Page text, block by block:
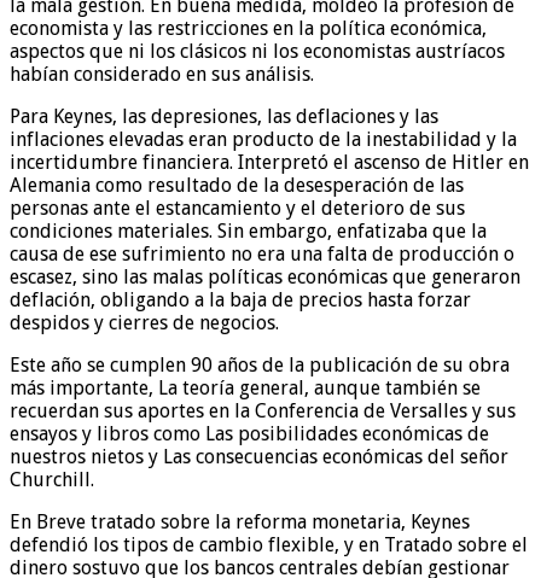
la mala gestión. En buena medida, moldeó la profesión de
economista y las restricciones en la política económica,
aspectos que ni los clásicos ni los economistas austríacos
habían considerado en sus análisis.
Para Keynes, las depresiones, las deflaciones y las
inflaciones elevadas eran producto de la inestabilidad y la
incertidumbre financiera. Interpretó el ascenso de Hitler en
Alemania como resultado de la desesperación de las
personas ante el estancamiento y el deterioro de sus
condiciones materiales. Sin embargo, enfatizaba que la
causa de ese sufrimiento no era una falta de producción o
escasez, sino las malas políticas económicas que generaron
deflación, obligando a la baja de precios hasta forzar
despidos y cierres de negocios.
Este año se cumplen 90 años de la publicación de su obra
más importante, La teoría general, aunque también se
recuerdan sus aportes en la Conferencia de Versalles y sus
ensayos y libros como Las posibilidades económicas de
nuestros nietos y Las consecuencias económicas del señor
Churchill.
En Breve tratado sobre la reforma monetaria, Keynes
defendió los tipos de cambio flexible, y en Tratado sobre el
dinero sostuvo que los bancos centrales debían gestionar